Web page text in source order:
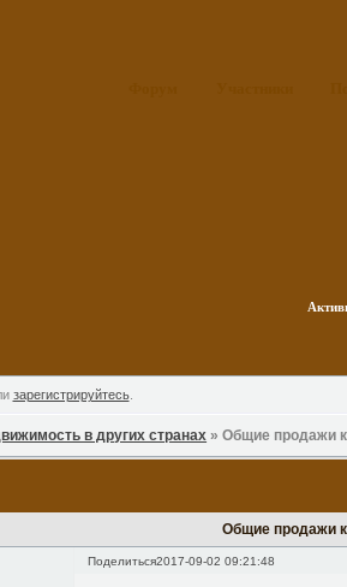
зарегистрируйтесь.
в других странах »Общие продажи
Общие продажи
Поделиться2017-09-02 09:21:48